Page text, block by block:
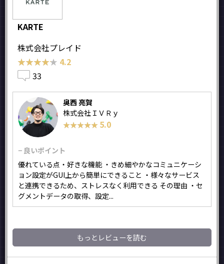
KARTE
株式会社プレイド
★★★★★
★★★★★ 4.2
33
奥西 亮賀
株式会社ＩＶＲｙ
★★★★★
★★★★★ 5.0
− 良いポイント
優れている点・好きな機能 ・きめ細やかなコミュニケーシ
ョン設定がGUI上から簡単にできること ・様々なサービス
と連携できるため、ストレスなく利用できる その理由 ・セ
グメントデータの取得、設定...
もっとレビューを読む